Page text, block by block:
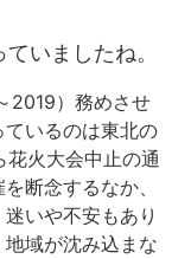
いましたね。
2019）務めさせ
いるのは東北の
花火大会中止の通
断念するなか、
いや不安もあり
域が沈み込まな